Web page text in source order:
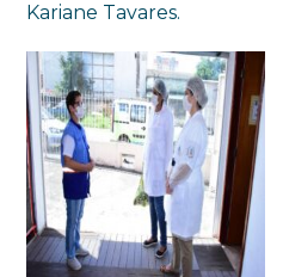
Kariane Tavares.